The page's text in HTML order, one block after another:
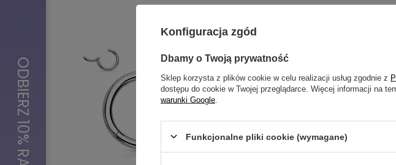
Konfiguracja zgód
Dbamy o Twoją prywatność
Sklep korzysta z plików cookie w celu realizacji usług zgodnie z
dostępu do cookie w Twojej przeglądarce. Więcej informacji na
warunki Google
Funkcjonalne pliki cookie (wymagane)